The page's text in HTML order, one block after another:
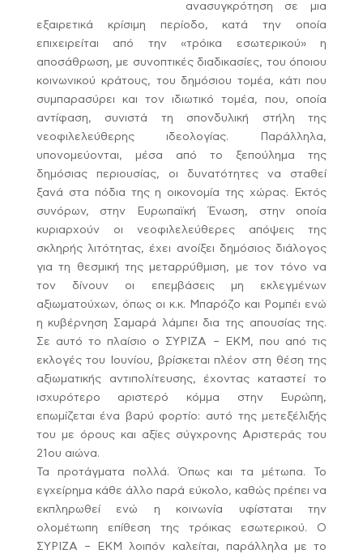
ανασυγκρότηση σε μια
εξαιρετικά κρίσιμη περίοδο, κατά την οποία
επιχειρείται από την «τρόικα εσωτερικού» η
αποσάθρωση, με συνοπτικές διαδικασίες, του όποιου
κοινωνικού κράτους, του δημόσιου τομέα, κάτι που
συμπαρασύρει και τον ιδιωτικό τομέα, που, οποία
αντίφαση, συνιστά τη σπονδυλική στήλη της
νεοφιλελεύθερης ιδεολογίας. Παράλληλα,
υπονομεύονται, μέσα από το ξεπούλημα της
δημόσιας περιουσίας, οι δυνατότητες να σταθεί
ξανά στα πόδια της η οικονομία της χώρας. Εκτός
συνόρων, στην Ευρωπαϊκή Ένωση, στην οποία
κυριαρχούν οι νεοφιλελεύθερες απόψεις της
σκληρής λιτότητας, έχει ανοίξει δημόσιος διάλογος
για τη θεσμική της μεταρρύθμιση, με τον τόνο να
τον δίνουν οι επεμβάσεις μη εκλεγμένων
αξιωματούχων, όπως οι κ.κ. Μπαρόζο και Ρομπέι ενώ
η κυβέρνηση Σαμαρά λάμπει δια της απουσίας της.
Σε αυτό το πλαίσιο ο ΣΥΡΙΖΑ – ΕΚΜ, που από τις
εκλογές του Ιουνίου, βρίσκεται πλέον στη θέση της
αξιωματικής αντιπολίτευσης, έχοντας καταστεί το
ισχυρότερο αριστερό κόμμα στην Ευρώπη,
επωμίζεται ένα βαρύ φορτίο: αυτό της μετεξέλιξής
του με όρους και αξίες σύγχρονης Αριστεράς του
21ου αιώνα.
Τα προτάγματα πολλά. Όπως και τα μέτωπα. Το
εγχείρημα κάθε άλλο παρά εύκολο, καθώς πρέπει να
εκπληρωθεί ενώ η κοινωνία υφίσταται την
ολομέτωπη επίθεση της τρόικας εσωτερικού. Ο
ΣΥΡΙΖΑ – ΕΚΜ λοιπόν καλείται, παράλληλα με το